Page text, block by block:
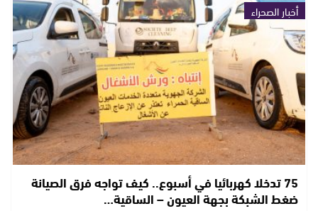
أخبار الصحراء
75 تدخلا كهربائيا في أسبوع.. كيف تواجه فرق الصيانة
ضغط الشبكة بجهة العيون – الساقية…